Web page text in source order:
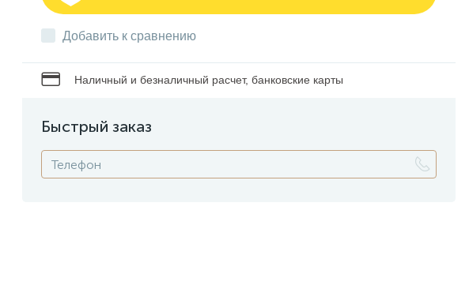
Добавить к сравнению
Наличный и безналичный расчет, банковские карты
Быстрый заказ